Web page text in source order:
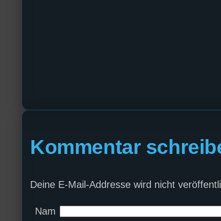
Kommentar
Deine E-Mail-Addresse wird nicht
Nam